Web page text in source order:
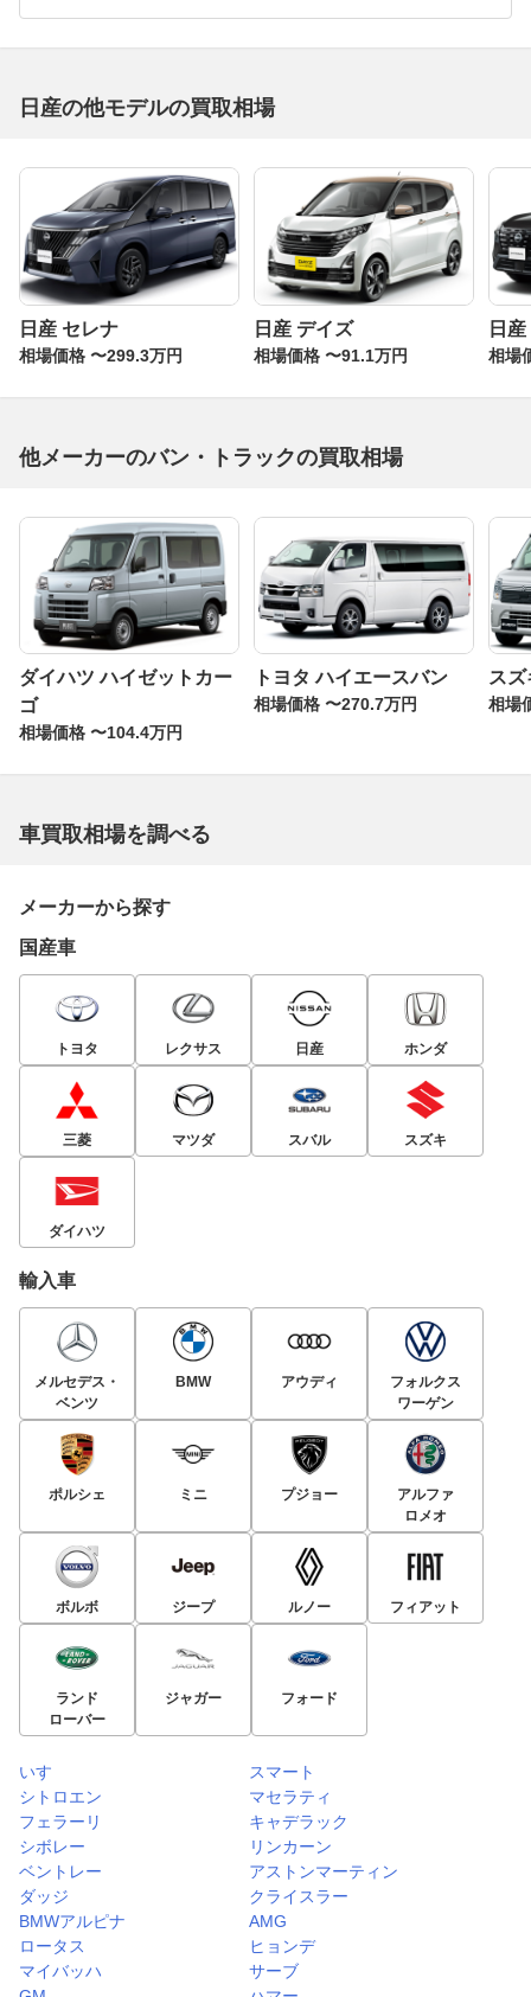
日産の他モデルの買取相場
日産 セレナ
相場価格 〜299.3万円
日産 デイズ
相場価格 〜91.1万円
日
相場
他メーカーのバン・トラックの買取相場
ダイハツ ハイゼットカー
ゴ
相場価格 〜104.4万円
トヨタ ハイエースバン
相場価格 〜270.7万円
ス
相場
車買取相場を調べる
メーカーから探す
国産車
トヨタ レクサス 日産 ホンダ
三菱 マツダ スバル スズキ
ダイハツ
輸入車
メルセデス・
ベンツ
BMW アウディ
フォルクス
ワーゲン
ポルシェ ミニ プジョー
アルファ
ロメオ
ボルボ ジープ ルノー フィアット
ランド
ローバー
ジャガー フォード
いすゞ
スマート
シトロエン
マセラティ
フェラーリ
キャデラック
シボレー
リンカーン
ベントレー
アストンマーティン
ダッジ
クライスラー
BMWアルピナ
AMG
ロータス
ヒョンデ
マイバッハ
サーブ